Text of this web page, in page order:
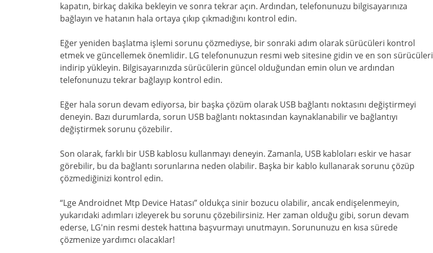
kapatın, birkaç dakika bekleyin ve sonra tekrar açın. Ardından, telefonunuzu bilgisayarınıza
bağlayın ve hatanın hala ortaya çıkıp çıkmadığını kontrol edin.
Eğer yeniden başlatma işlemi sorunu çözmediyse, bir sonraki adım olarak sürücüleri kontrol
etmek ve güncellemek önemlidir. LG telefonunuzun resmi web sitesine gidin ve en son sürücüleri
indirip yükleyin. Bilgisayarınızda sürücülerin güncel olduğundan emin olun ve ardından
telefonunuzu tekrar bağlayıp kontrol edin.
Eğer hala sorun devam ediyorsa, bir başka çözüm olarak USB bağlantı noktasını değiştirmeyi
deneyin. Bazı durumlarda, sorun USB bağlantı noktasından kaynaklanabilir ve bağlantıyı
değiştirmek sorunu çözebilir.
Son olarak, farklı bir USB kablosu kullanmayı deneyin. Zamanla, USB kabloları eskir ve hasar
görebilir, bu da bağlantı sorunlarına neden olabilir. Başka bir kablo kullanarak sorunu çözüp
çözmediğinizi kontrol edin.
“Lge Androidnet Mtp Device Hatası” oldukça sinir bozucu olabilir, ancak endişelenmeyin,
yukarıdaki adımları izleyerek bu sorunu çözebilirsiniz. Her zaman olduğu gibi, sorun devam
ederse, LG'nin resmi destek hattına başvurmayı unutmayın. Sorununuzu en kısa sürede
çözmenize yardımcı olacaklar!